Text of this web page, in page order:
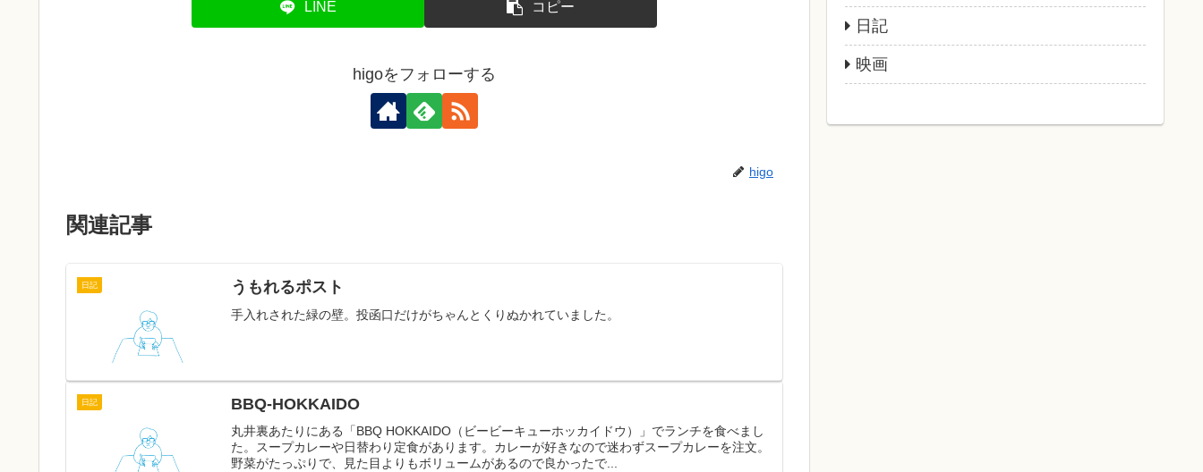
LINE コピー
higoをフォローする
higo
関連記事
日記 うもれるポスト
手入れされた緑の壁。投函口だけがちゃんとくりぬかれていました。
日記 BBQ-HOKKAIDO
丸井裏あたりにある「BBQ HOKKAIDO（ビービーキューホッカイドウ）」でランチを食べまし
た。スープカレーや日替わり定食があります。カレーが好きなので迷わずスープカレーを注文。
野菜がたっぷりで、見た目よりもボリュームがあるので良かったで...
日記
映画